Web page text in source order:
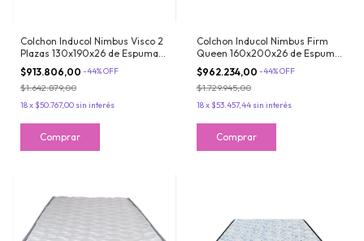
Colchon Inducol Nimbus Visco 2
Plazas 130x190x26 de Espuma
Alta Densidad Doble Pillow
Viscoelastico
$913.806,00 -44%OFF
$1.642.879,00
18x $50.767,00 sin interés
Colchon Inducol Nimbus Firm
Queen 160x200x26 de Espuma
Alta Densidad Doble Pillow
Extra Firme
$962.234,00 -44%OFF
$1.729.945,00
18x $53.457,44 sin interés